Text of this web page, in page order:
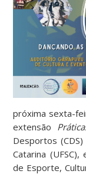
próxima sexta-
extensão
Desportos
Catarina
de Esporte,